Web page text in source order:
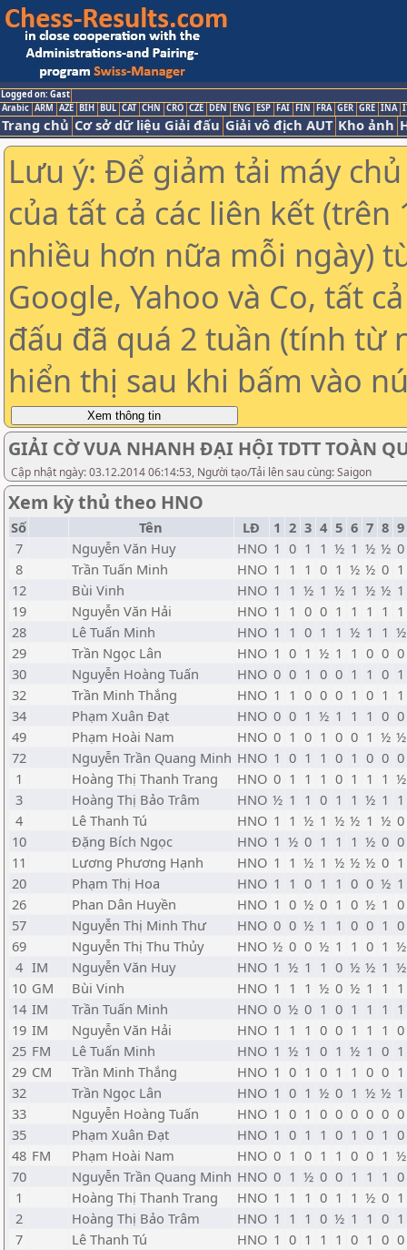
Logged on: Gast
Arabic ARM AZE BIH BUL CAT CHN CRO CZE DEN ENG ESP FAI FIN FRA GER GRE INA
Trang chủ Cơ sở dữ liệu Giải đấu Giải vô địch AUT Kho ảnh
Lưu ý: Để giảm tải máy
của tất cả các liên kết (trên
nhiều hơn nữa mỗi ngày)
Google, Yahoo và Co, tất
đấu đã quá 2 tuần (tính từ
hiển thị sau khi bấm vào
GIẢI CỜ VUA NHANH ĐẠI HỘI TDTT TOÀN
Cập nhật ngày: 03.12.2014 06:14:53, Người tạo/Tải lên sau cùng: Saigon
Xem kỳ thủ theo HNO
Số Tên LĐ 1 2 3 4 5 6 7 8 9
7
Nguyễn Văn Huy HNO 1 0 1 1 ½ 1 ½ ½ 0
8
Trần Tuấn Minh HNO 1 1 1 0 1 ½ ½ 0 1
12
Bùi Vinh HNO 1 1 ½ 1 ½ 1 ½ ½ 1
19
Nguyễn Văn Hải HNO 1 1 0 0 1 1 1 1 1
28
Lê Tuấn Minh HNO 1 1 0 1 1 ½ 1 1 ½
29
Trần Ngọc Lân HNO 1 0 1 ½ 1 1 0 0 0
30
Nguyễn Hoàng Tuấn HNO 0 0 1 0 0 1 1 0 1
32
Trần Minh Thắng HNO 1 1 0 0 0 1 0 1 1
34
Phạm Xuân Đạt HNO 0 0 1 ½ 1 1 1 0 0
49
Phạm Hoài Nam HNO 0 1 0 1 0 0 1 ½ ½
72
Nguyễn Trần Quang Minh HNO 1 0 1 1 0 1 0 0 0
1
Hoàng Thị Thanh Trang HNO 0 1 1 1 0 1 1 1 ½
3
Hoàng Thị Bảo Trâm HNO ½ 1 1 0 1 1 ½ 1 1
4
Lê Thanh Tú HNO 1 1 ½ 1 ½ ½ 1 ½ 0
10
Đặng Bích Ngọc HNO 1 ½ 0 1 1 1 ½ 0 0
11
Lương Phương Hạnh HNO 1 1 ½ 1 ½ ½ ½ 0 1
20
Phạm Thị Hoa HNO 1 1 0 1 1 0 0 ½ 1
26
Phan Dân Huyền HNO 1 0 ½ 0 1 0 ½ 1 0
57
Nguyễn Thị Minh Thư HNO 0 0 ½ 1 1 0 0 1 0
69
Nguyễn Thị Thu Thủy HNO ½ 0 0 ½ 1 1 0 1 ½
4 IM Nguyễn Văn Huy HNO 1 ½ 1 1 0 ½ ½ 1 ½
10 GM Bùi Vinh HNO 1 1 1 ½ 0 ½ 1 1 1
14 IM Trần Tuấn Minh HNO 0 ½ 0 1 0 1 1 1 1
19 IM Nguyễn Văn Hải HNO 1 1 1 0 0 1 1 1 0
25 FM Lê Tuấn Minh HNO 1 ½ 1 0 1 ½ 1 0 1
29 CM Trần Minh Thắng HNO 1 0 1 0 1 1 0 0 1
32
Trần Ngọc Lân HNO 1 0 1 ½ 0 1 ½ ½ 1
33
Nguyễn Hoàng Tuấn HNO 1 0 1 0 0 0 0 0 0
35
Phạm Xuân Đạt HNO 1 0 1 1 0 1 0 1 0
48 FM Phạm Hoài Nam HNO 0 1 0 1 1 0 0 1 ½
70
Nguyễn Trần Quang Minh HNO 0 1 ½ 0 0 1 1 1 0
1
Hoàng Thị Thanh Trang HNO 1 1 1 0 1 1 ½ 0 1
2
Hoàng Thị Bảo Trâm HNO 1 1 1 0 ½ 1 1 0 1
7
Lê Thanh Tú HNO 1 0 1 1 1 0 1 0 0